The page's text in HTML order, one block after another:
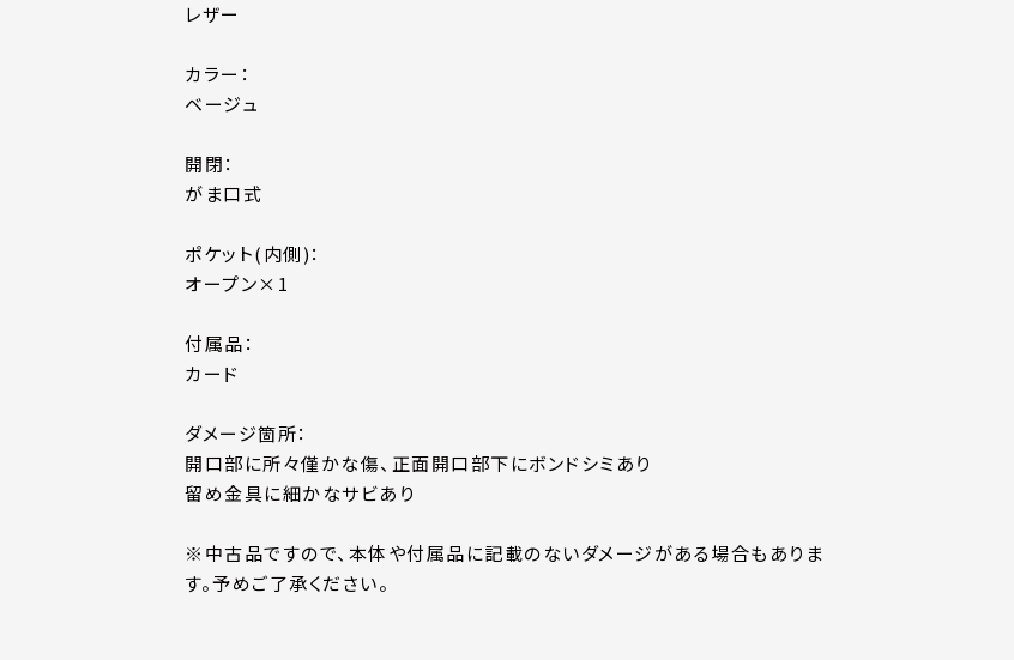
レザー
カラー：
ベージュ
開閉：
がま口式
ポケット(内側)：
オープン×1
付属品：
カード
ダメージ箇所：
開口部に所々僅かな傷、正面開口部下にボンドシミあり
留め金具に細かなサビあり
※中古品ですので、本体や付属品に記載のないダメージがある場合もありま
す。予めご了承ください。